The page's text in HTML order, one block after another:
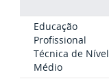
Educação
Profissional
Técnica de Nível
Médio